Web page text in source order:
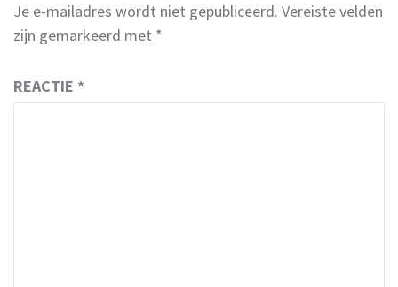
Je e-mailadres wordt niet gepubliceerd. Vereiste velden
zijn gemarkeerd met *
REACTIE *